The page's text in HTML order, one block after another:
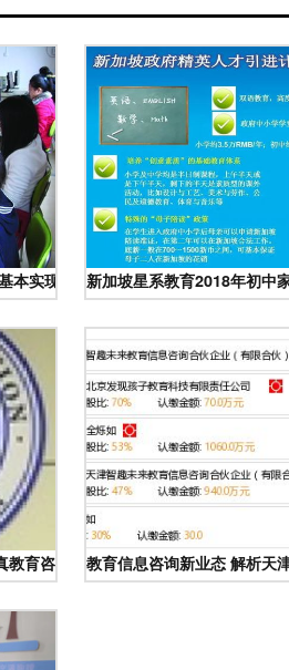
息网
本实现全国中小学互联网全覆盖
新加坡星系教育2018年初中
育咨询有限责任公司的教育信息服务
教育信息咨询新业态 解析天